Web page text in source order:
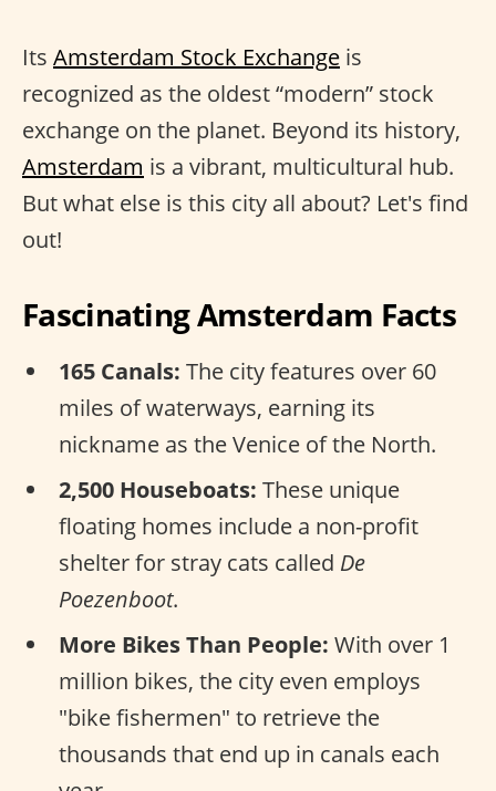
Its Amsterdam Stock Exchange is
recognized as the oldest “modern” stock
exchange on the planet. Beyond its history,
Amsterdam is a vibrant, multicultural hub.
But what else is this city all about? Let's find
out!
Fascinating Amsterdam Facts
165 Canals: The city features over 60
miles of waterways, earning its
nickname as the Venice of the North.
2,500 Houseboats: These unique
floating homes include a non-profit
shelter for stray cats called De
Poezenboot.
More Bikes Than People: With over 1
million bikes, the city even employs
"bike fishermen" to retrieve the
thousands that end up in canals each